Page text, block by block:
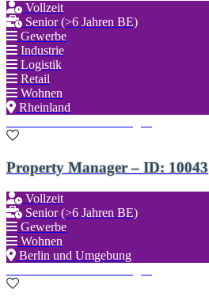
Vollzeit
Senior (>6 Jahren BE)
Gewerbe
Industrie
Logistik
Retail
Wohnen
Rheinland
Property Manager – ID: 10043
Vollzeit
Senior (>6 Jahren BE)
Gewerbe
Wohnen
Berlin und Umgebung